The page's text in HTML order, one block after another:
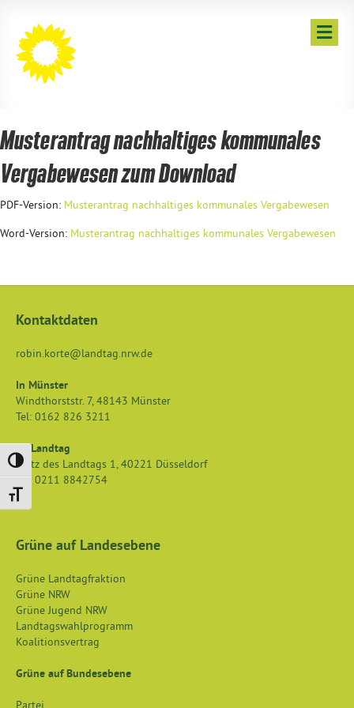
Umschalten auf hohe Kontraste
Schrift vergrößern
Musterantrag nachhaltiges kommunales
Vergabewesen zum Download
PDF-Version: Musterantrag nachhaltiges kommunales Vergabewesen
Word-Version: Musterantrag nachhaltiges kommunales Vergabewesen
Kontaktdaten
robin.korte@landtag.nrw.de
In Münster
Windthorststr. 7,48143 Münster
Tel: 0162 826 3211
Im Landtag
Platz des Landtags 1,40221 Düsseldorf
Tel: 0211 8842754
Grüne auf Landesebene
Grüne Landtagfraktion
Grüne NRW
Grüne Jugend NRW
Landtagswahlprogramm
Koalitionsvertrag
Grüne auf Bundesebene
Partei